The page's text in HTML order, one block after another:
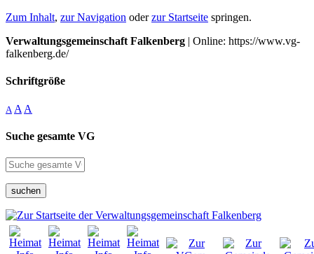
Zum Inhalt, zur Navigation oderzur Startseite springen.
Verwaltungsgemeinschaft Falkenberg | Online: https://www.vg-
falkenberg.de/
Schriftgröße
A A A
Suche gesamte VG
suchen